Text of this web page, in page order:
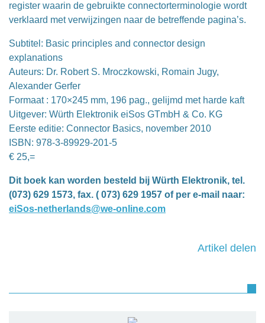
register waarin de gebruikte connectorterminologie wordt
verklaard met verwijzingen naar de betreffende pagina’s.
Subtitel: Basic principles and connector design
explanations
Auteurs: Dr. Robert S. Mroczkowski, Romain Jugy,
Alexander Gerfer
Formaat : 170×245 mm, 196 pag., gelijmd met harde kaft
Uitgever: Würth Elektronik eiSos GTmbH & Co. KG
Eerste editie: Connector Basics, november 2010
ISBN: 978-3-89929-201-5
€ 25,=
Dit boek kan worden besteld bij Würth Elektronik, tel.
(073) 629 1573, fax. ( 073) 629 1957 of per e-mail naar:
eiSos-netherlands@we-online.com
Artikel delen